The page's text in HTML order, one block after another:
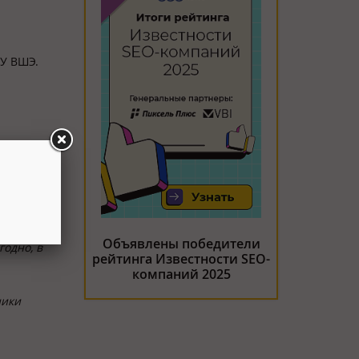
ВШЭ.
в
Объявлены победители
рейтинга Известности SEO-
компаний 2025